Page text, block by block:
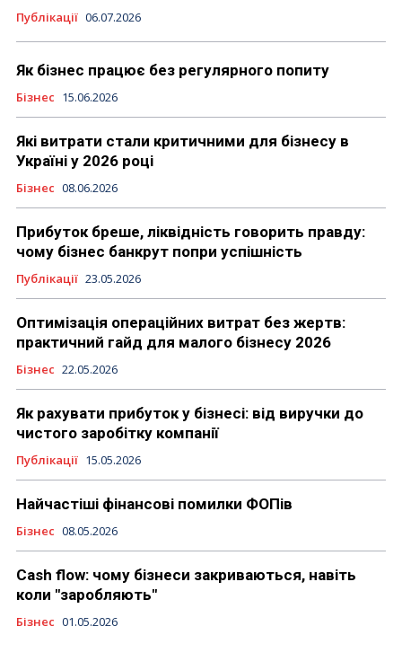
Публікації 06.07.2026
Як бізнес працює без регулярного попиту
Бізнес 15.06.2026
Які витрати стали критичними для бізнесу в
Україні у 2026 році
Бізнес 08.06.2026
Прибуток бреше, ліквідність говорить правду:
чому бізнес банкрут попри успішність
Публікації 23.05.2026
Оптимізація операційних витрат без жертв:
практичний гайд для малого бізнесу 2026
Бізнес 22.05.2026
Як рахувати прибуток у бізнесі: від виручки до
чистого заробітку компанії
Публікації 15.05.2026
Найчастіші фінансові помилки ФОПів
Бізнес 08.05.2026
Cash flow: чому бізнеси закриваються, навіть
коли "заробляють"
Бізнес 01.05.2026